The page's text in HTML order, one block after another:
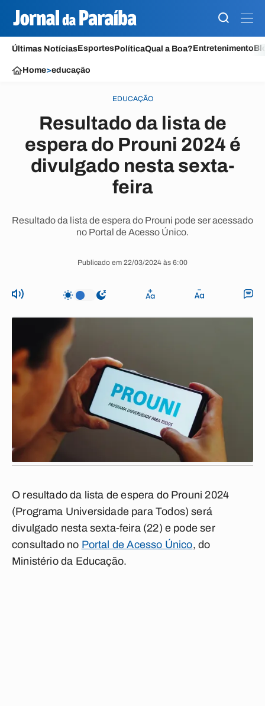
Últimas NotíciasEsportesPolíticaQual a Boa?Entretenimento
Home>educação
EDUCAÇÃO
Resultado da lista de
espera do Prouni 2024 é
divulgado nesta sexta-
feira
Resultado da lista de espera do Prouni pode ser acessado
no Portal de Acesso Único.
Publicado em 22/03/2024 às 6:00
O resultado da lista de espera do Prouni 2024
(Programa Universidade para Todos) será
divulgado nesta sexta-feira (22) e pode ser
consultado no Portal de Acesso Único, do
Ministério da Educação.